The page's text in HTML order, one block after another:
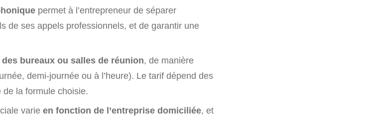
permet à l’entrepreneur de séparer
de ses appels professionnels, et de garantir une
bureaux ou salles de réunion, de manière
demi-journée ou à l’heure). Le tarif dépend des
la formule choisie.
varie en fonction de l’entreprise domiciliée, et